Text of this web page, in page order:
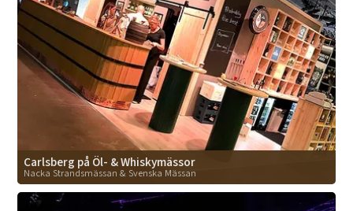
Carlsberg på Öl- & Whiskymässor
Nacka Strandsmässan & Svenska Mässan